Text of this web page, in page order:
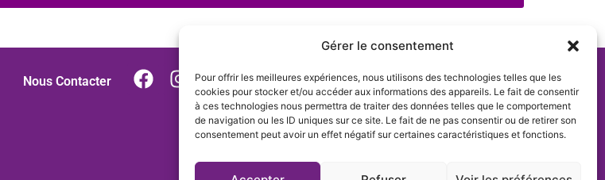
Gérer le consentement
Pour offrir les meilleures expériences, nous utilisons des technologies telles que les
cookies pour stocker et/ou accéder aux informations des appareils. Le fait de consentir
à ces technologies nous permettra de traiter des données telles que le comportement
de navigation ou les ID uniques sur ce site. Le fait de ne pas consentir ou de retirer son
consentement peut avoir un effet négatif sur certaines caractéristiques et fonctions.
Nous Contacter